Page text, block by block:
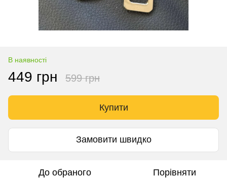
В наявності
449 грн 599 грн
Купити
Замовити швидко
До обраного Порівняти